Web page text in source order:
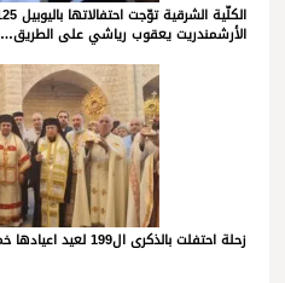
الأرشمندريت يعقوب رياشي على الطريق…
زحلة احتفلت بالذكرى ال199 لعيد اعيادها خميس الجسد الإلهي